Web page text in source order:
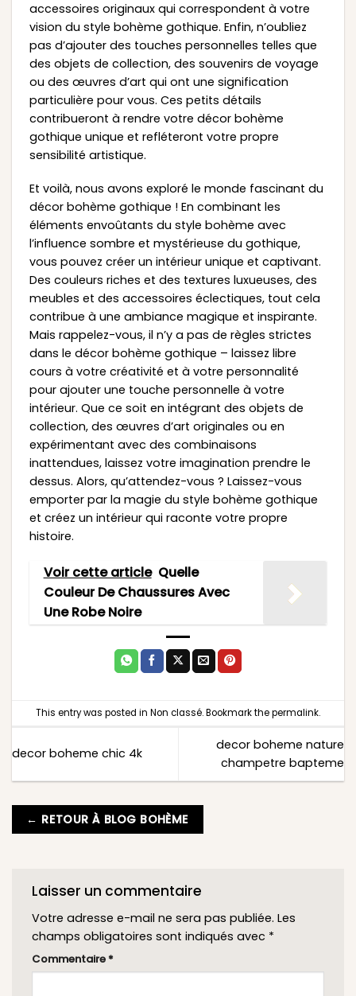
accessoires originaux qui correspondent à votre
vision du style bohème gothique. Enfin, n’oubliez
pas d’ajouter des touches personnelles telles que
des objets de collection, des souvenirs de voyage
ou des œuvres d’art qui ont une signification
particulière pour vous. Ces petits détails
contribueront à rendre votre décor bohème
gothique unique et refléteront votre propre
sensibilité artistique.
Et voilà, nous avons exploré le monde fascinant du
décor bohème gothique ! En combinant les
éléments envoûtants du style bohème avec
l’influence sombre et mystérieuse du gothique,
vous pouvez créer un intérieur unique et captivant.
Des couleurs riches et des textures luxueuses, des
meubles et des accessoires éclectiques, tout cela
contribue à une ambiance magique et inspirante.
Mais rappelez-vous, il n’y a pas de règles strictes
dans le décor bohème gothique – laissez libre
cours à votre créativité et à votre personnalité
pour ajouter une touche personnelle à votre
intérieur. Que ce soit en intégrant des objets de
collection, des œuvres d’art originales ou en
expérimentant avec des combinaisons
inattendues, laissez votre imagination prendre le
dessus. Alors, qu’attendez-vous ? Laissez-vous
emporter par la magie du style bohème gothique
et créez un intérieur qui raconte votre propre
histoire.
Voir cette article Quelle
Couleur De Chaussures Avec
Une Robe Noire
This entry was posted in Non classé. Bookmark thepermalink.
decor boheme chic 4k
decor boheme nature
champetre bapteme
← RETOUR À BLOG BOHÈME
Laisser un commentaire
Votre adresse e-mail ne sera pas publiée. Les
champs obligatoires sont indiqués avec *
Commentaire *